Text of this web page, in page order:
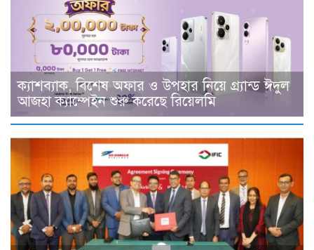
ক্যাশব্যাক, বিশেষ অফার ও উপহার নিয়ে গ্র্যান্ড ঈদুল
আজহা ক্যাম্পেইন শুরু করেছে রিয়েলমি